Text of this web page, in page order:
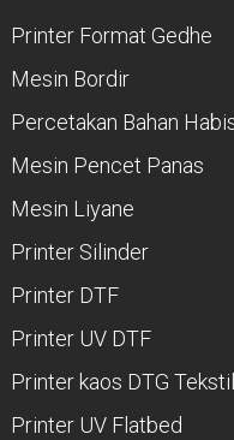
Printer Format Gedhe
Mesin Bordir
Percetakan Bahan
Mesin Pencet Panas
Mesin Liyane
Printer Silinder
Printer DTF
Printer UV DTF
Printer kaos DTG Tekstil
Printer UV Flatbed